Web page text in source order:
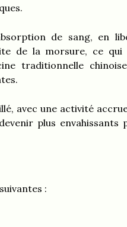
de sang, en
de la morsure, ce
traditionnelle
avec une activité
plus envahissants
: